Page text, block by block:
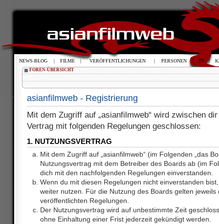
FOREN-ÜBERSICHT
asianfilmweb - Registrierung
Mit dem Zugriff auf „asianfilmweb“ wird zwischen
Vertrag mit folgenden Regelungen geschlossen:
1. NUTZUNGSVERTRAG
Mit dem Zugriff auf „asianfilmweb“ (im Folgenden „das
Nutzungsvertrag mit dem Betreiber des Boards ab (im
dich mit den nachfolgenden Regelungen einverstanden.
Wenn du mit diesen Regelungen nicht einverstanden
weiter nutzen. Für die Nutzung des Boards gelten jeweils
veröffentlichten Regelungen.
Der Nutzungsvertrag wird auf unbestimmte Zeit
ohne Einhaltung einer Frist jederzeit gekündigt werden.
NEWS-BLOG | FILME | VERÖFFENTLICHUNGEN | PERSONEN | TV |